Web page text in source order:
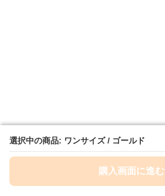
選択中の商品: ワンサイズ / ゴールド
購入画面に進む
選択中の商品: ワンサイズ / ゴールド
購入画面に進む